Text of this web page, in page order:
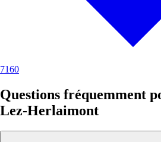
7160
Questions fréquemment
Lez-Herlaimont